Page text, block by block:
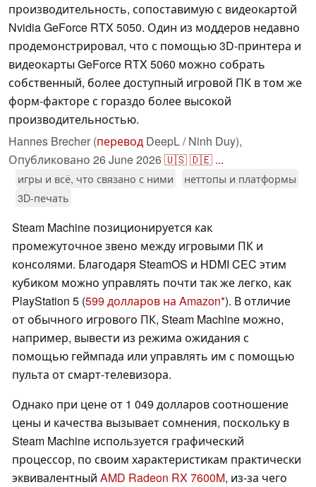
производительность, сопоставимую с видеокартой
Nvidia GeForce RTX 5050. Один из моддеров недавно
продемонстрировал, что с помощью 3D-принтера и
видеокарты GeForce RTX 5060 можно собрать
собственный, более доступный игровой ПК в том же
форм-факторе с гораздо более высокой
производительностью.
Hannes Brecher (перевод DeepL / Ninh Duy),
Опубликовано 26 June 2026🇺🇸🇩🇪 ...
игры и всё, что связано с ними
неттопы и платформы
3D-печать
Steam Machine позиционируется как
промежуточное звено между игровыми ПК и
консолями. Благодаря SteamOS и HDMI CEC этим
кубиком можно управлять почти так же легко, как
PlayStation 5 (599 долларов на Amazon ). В отличие
от обычного игрового ПК, Steam Machine можно,
например, вывести из режима ожидания с
помощью геймпада или управлять им с помощью
пульта от смарт-телевизора.
Однако при цене от 1 049 долларов соотношение
цены и качества вызывает сомнения, поскольку в
Steam Machine используется графический
процессор, по своим характеристикам практически
эквивалентный AMD Radeon RX 7600M, из-за чего